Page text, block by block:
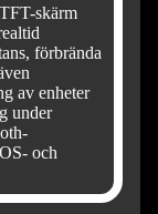
skärm
förbrända
av enheter
under
och